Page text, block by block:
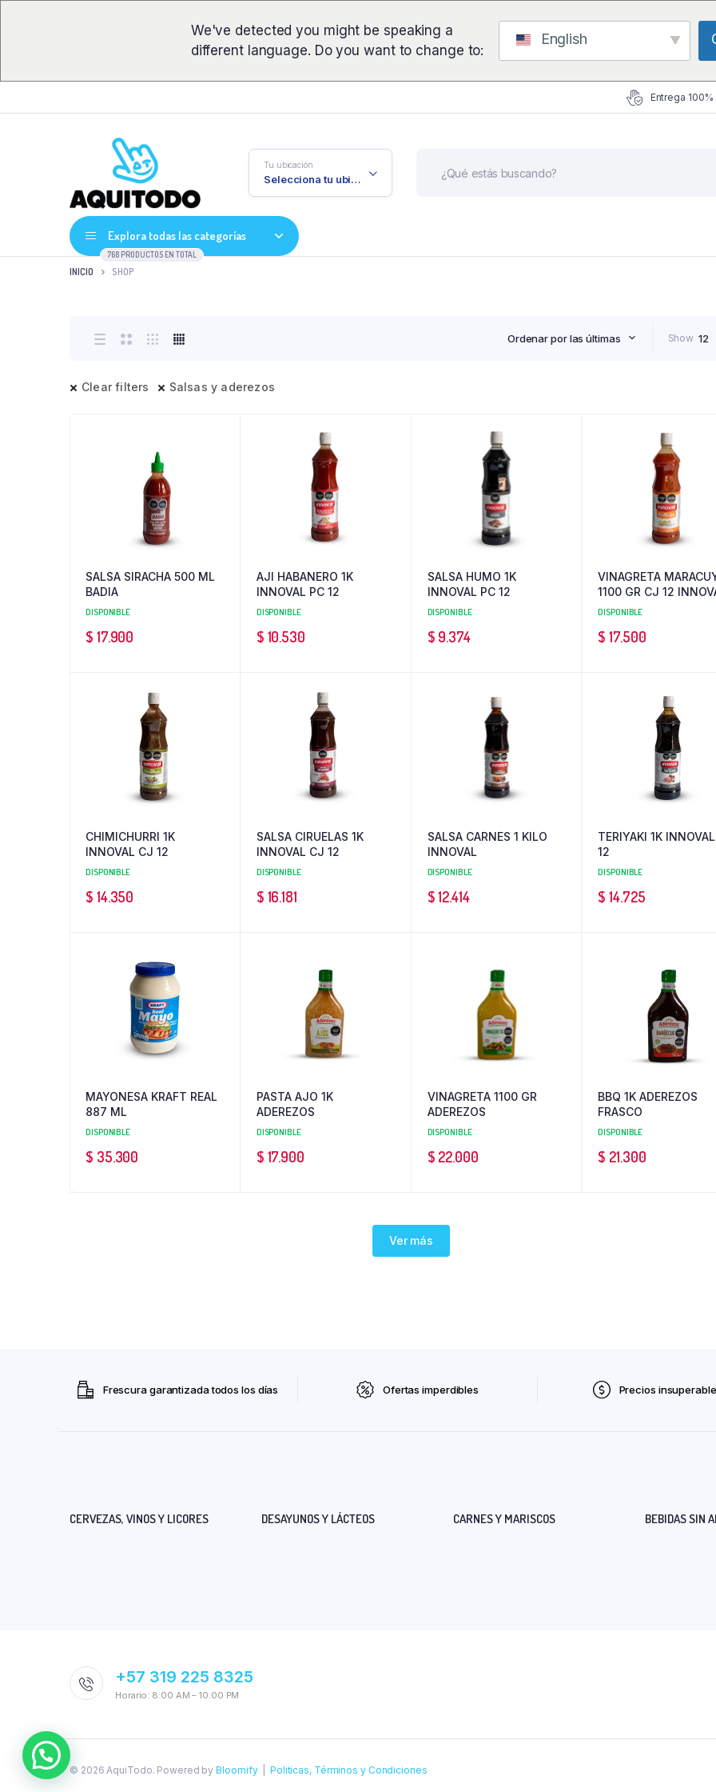
We've detected you might be speaking a
different language. Do you want to change to:
English
Entrega
Tu ubicación
Selecciona tu ubicación
Explora todas las categorías
768 PRODUCTOS EN TOTAL
INICIO SHOP
Ordenar por las últimas Show 12
Clear filters Salsas y aderezos
SALSA SIRACHA 500 ML
BADIA
DISPONIBLE
$ 17.900
AJI HABANERO 1K
INNOVAL PC 12
DISPONIBLE
$ 10.530
SALSA HUMO 1K
INNOVAL PC 12
DISPONIBLE
$ 9.374
VINAGRETA
1100 GR CJ 12
DISPONIBLE
$ 17.500
CHIMICHURRI 1K
INNOVAL CJ 12
DISPONIBLE
$ 14.350
SALSA CIRUELAS 1K
INNOVAL CJ 12
DISPONIBLE
$ 16.181
SALSA CARNES 1 KILO
INNOVAL
DISPONIBLE
$12.414
TERIYAKI 1K
12
DISPONIBLE
$ 14.725
MAYONESA KRAFT REAL
887 ML
DISPONIBLE
$ 35.300
PASTA AJO 1K
ADEREZOS
DISPONIBLE
$ 17.900
VINAGRETA 1100 GR
ADEREZOS
DISPONIBLE
$ 22.000
BBQ 1K ADEREZOS
FRASCO
DISPONIBLE
$ 21.300
Ver más
Frescura garantizada todos los días Ofertas imperdibles Precios
CERVEZAS, VINOS Y LICORES DESAYUNOS Y LÁCTEOS CARNES Y MARISCOS BEBIDAS SIN
+57 319 225 8325
Horario: 8:00 AM – 10:00 PM
© 2026 AquiTodo. Powered byBloomify| Politicas, Términos y Condiciones